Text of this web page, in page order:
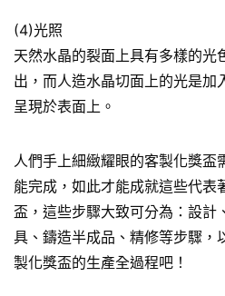
(4)光照
天然水晶的裂面上具有多樣的光
出，而人造水晶切面上的光是加
呈現於表面上。
人們手上細緻耀眼的客製化獎盃
能完成，如此才能成就這些代表
盃，這些步驟大致可分為：設計
具、鑄造半成品、精修等步驟，
製化獎盃的生產全過程吧！